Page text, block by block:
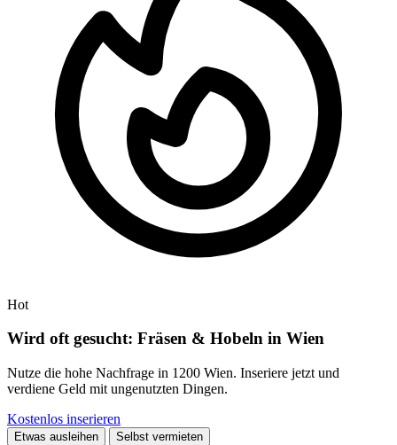
Hot
Wird oft gesucht: Fräsen & Hobeln in Wien
Nutze die hohe Nachfrage in 1200 Wien. Inseriere jetzt und
verdiene Geld mit ungenutzten Dingen.
Kostenlos inserieren
Etwas ausleihen Selbst vermieten